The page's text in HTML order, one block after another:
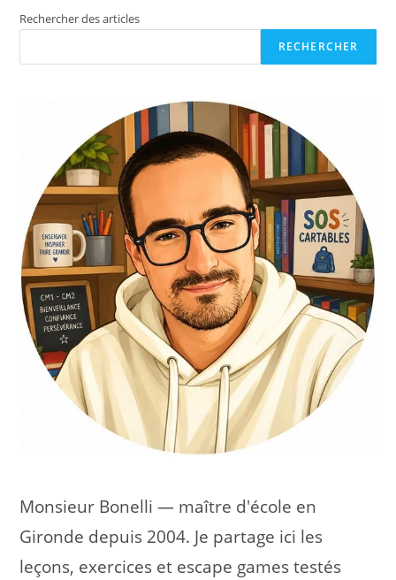
Rechercher des articles
RECHERCHER
Monsieur Bonelli — maître d'école en
Gironde depuis 2004. Je partage ici les
leçons, exercices et escape games testés